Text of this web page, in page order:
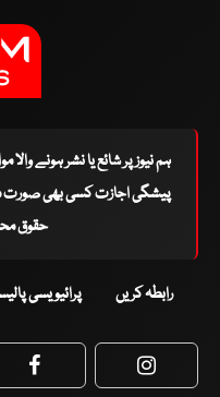
ہم نیوز پر شائع یا نشر ہونے
پیشگی اجازت کسی بھی صورت
حقوق
رابطہ کریں پرائیویسی
Facebook